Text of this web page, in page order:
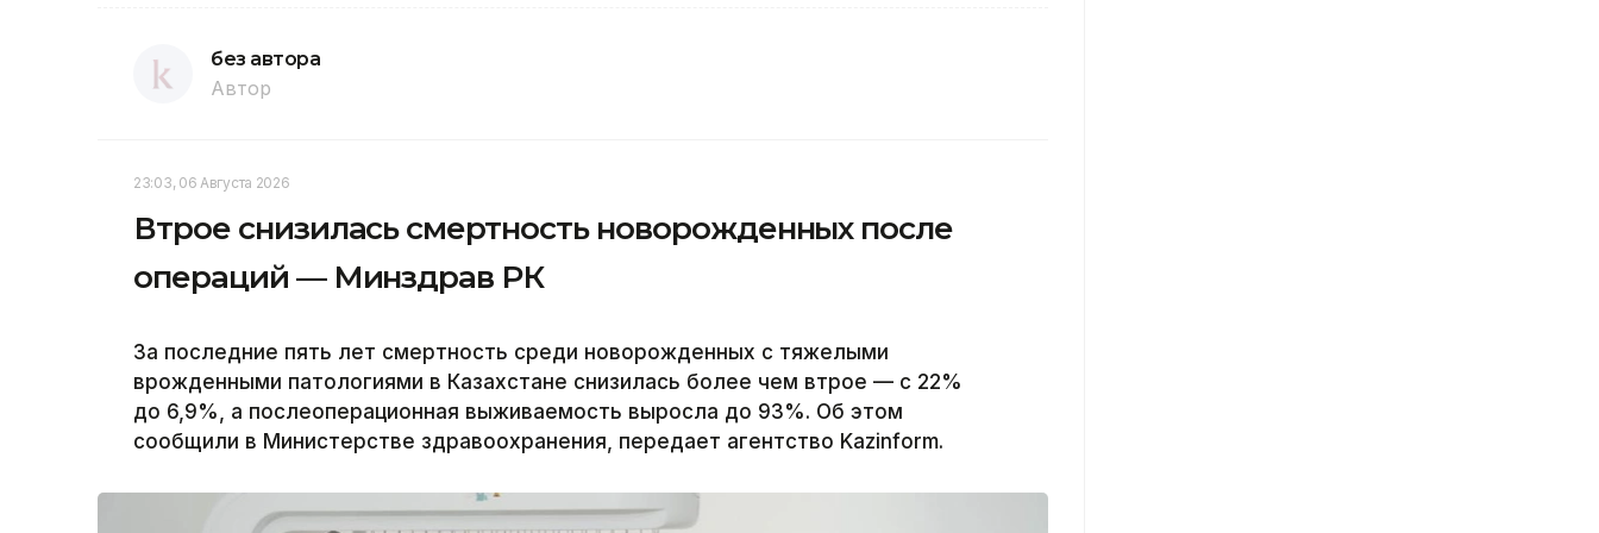
без автора
Автор
23:03, 06 Августа 2026
Втрое снизилась смертность новорожденных после
операций — Минздрав РК
За последние пять лет смертность среди новорожденных с тяжелыми
врожденными патологиями в Казахстане снизилась более чем втрое — с 22%
до 6,9%, а послеоперационная выживаемость выросла до 93%. Об этом
сообщили в Министерстве здравоохранения, передает агентство Kazinform.